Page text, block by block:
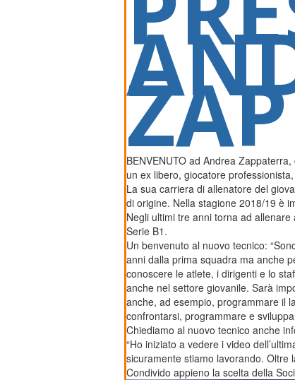
BENVENUTO ad Andrea
un ex libero, giocatore
La sua carriera di allenatore del
di origine. Nella stagione 2018/19 è
Negli ultimi tre anni torna ad
Serie B1.
Un benvenuto al nuovo tecnico:
anni dalla prima squadra ma anche
conoscere le atlete, i dirigenti e lo
anche nel settore giovanile. Sarà
anche, ad esempio, programmare il
confrontarsi, programmare e
Chiediamo al nuovo tecnico anche
“Ho iniziato a vedere i video
sicuramente stiamo lavorando. Oltre
Condivido appieno la scelta della